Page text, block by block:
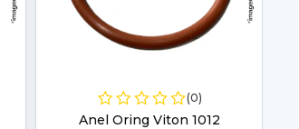
(0)
Anel Oring Viton 1012